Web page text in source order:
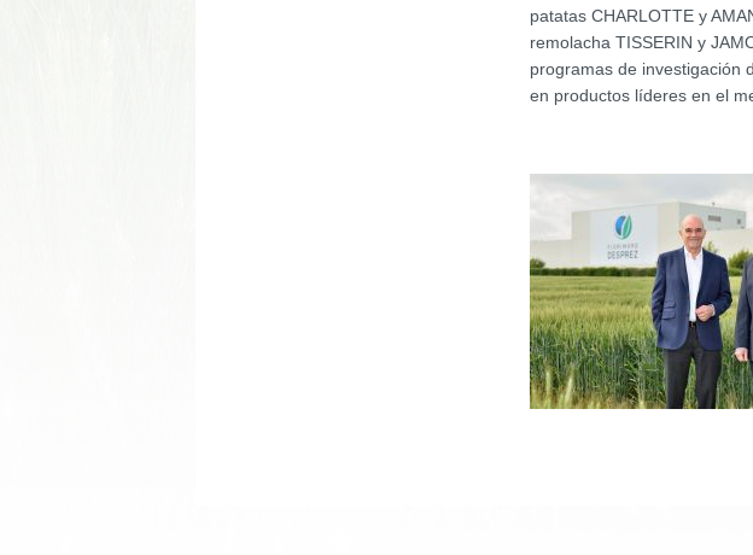
patatas CHARLOTTE y
remolacha TISSERIN y
programas de investigación
en productos líderes en el